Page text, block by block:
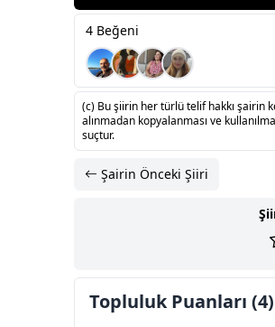
4 Beğeni
(c) Bu şiirin her türlü telif hakkı şairin
alınmadan kopyalanması ve
suçtur.
Şairin Önceki Şiiri
Topluluk Puanları (4)